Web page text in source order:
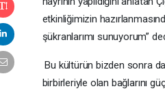
etkinliğimizin
şükranlarımı sunuyorum”
Bu kültürün bizden sonra
birbirleriyle olan bağlarını